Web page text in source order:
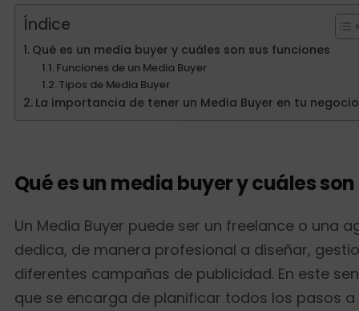
Índice
Qué es un media buyer y cuáles son sus funciones
Funciones de un Media Buyer
Tipos de Media Buyer
La importancia de tener un Media Buyer en tu negocio
Qué es un media buyer y cuáles
Un Media Buyer puede ser un freelance o una
dedica, de manera profesional a diseñar,
diferentes campañas de publicidad. En este
que se encarga de planificar todos los pasos a